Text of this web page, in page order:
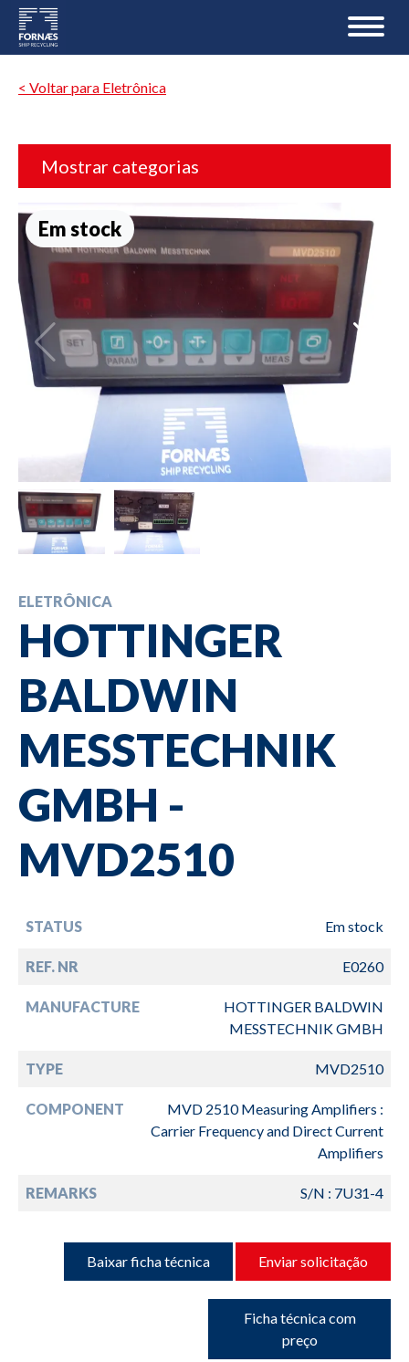
< Voltar para Eletrônica
Mostrar categorias
Em stock
ELETRÔNICA
HOTTINGER
BALDWIN
MESSTECHNIK
GMBH -
MVD2510
STATUS Em stock
REF. NR E0260
MANUFACTURE
HOTTINGER BALDWIN
MESSTECHNIK GMBH
TYPE MVD2510
COMPONENT
MVD 2510 Measuring Amplifiers :
Carrier Frequency and Direct Current
Amplifiers
REMARKS S/N : 7U31-4
Baixar ficha técnica Enviar solicitação
Ficha técnica com
preço